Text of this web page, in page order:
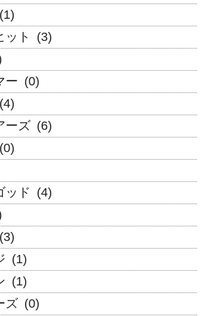
(1)
ット
(3)
ー (0)
(4)
ーズ (6)
(0)
ッド
(4)
(3)
(1)
(1)
ズ (0)